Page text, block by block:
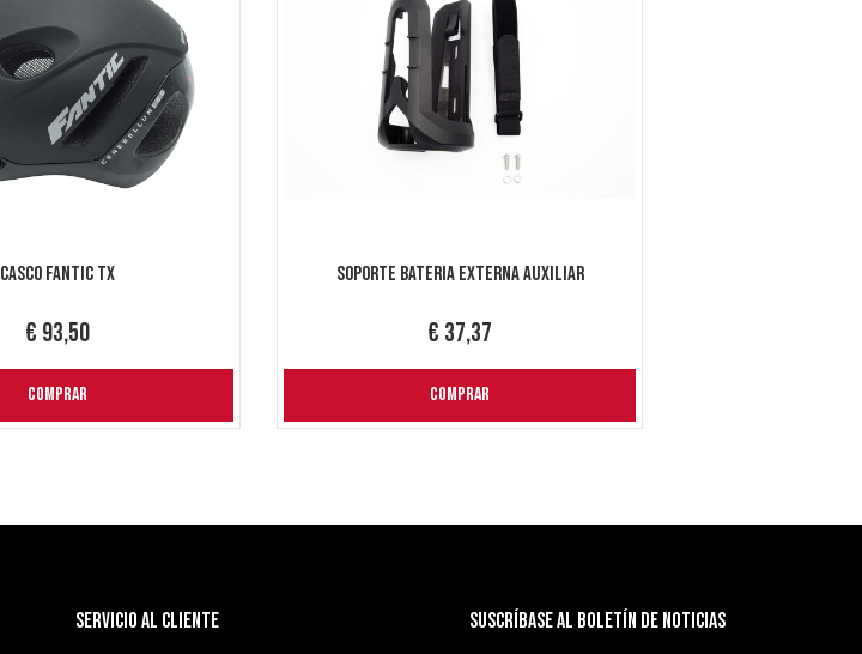
Casco Fantic TX
€ 93,50
COMPRAR
Soporte Bateria Externa Auxiliar
€ 37,37
COMPRAR
SERVICIO AL CLIENTE Suscríbase al boletín de noticias